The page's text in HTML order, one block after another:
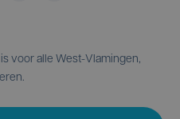
voor alle West-Vlamingen,